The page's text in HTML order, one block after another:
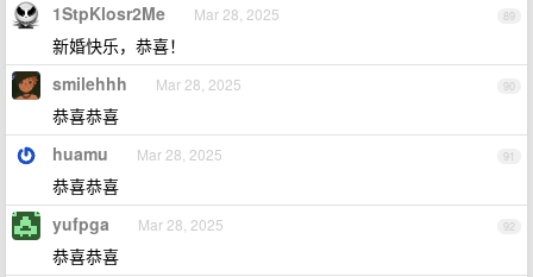
89
1StpKlosr2Me Mar 28, 2025
新婚快乐，恭喜！
90
smilehhh Mar 28, 2025
恭喜恭喜
91
huamu Mar 28, 2025
恭喜恭喜
92
yufpga Mar 28, 2025
恭喜恭喜